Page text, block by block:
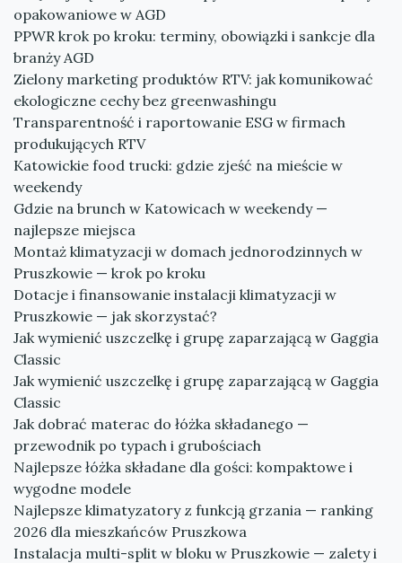
opakowaniowe w AGD
PPWR krok po kroku: terminy, obowiązki i sankcje dla
branży AGD
Zielony marketing produktów RTV: jak komunikować
ekologiczne cechy bez greenwashingu
Transparentność i raportowanie ESG w firmach
produkujących RTV
Katowickie food trucki: gdzie zjeść na mieście w
weekendy
Gdzie na brunch w Katowicach w weekendy —
najlepsze miejsca
Montaż klimatyzacji w domach jednorodzinnych w
Pruszkowie — krok po kroku
Dotacje i finansowanie instalacji klimatyzacji w
Pruszkowie — jak skorzystać?
Jak wymienić uszczelkę i grupę zaparzającą w Gaggia
Classic
Jak wymienić uszczelkę i grupę zaparzającą w Gaggia
Classic
Jak dobrać materac do łóżka składanego —
przewodnik po typach i grubościach
Najlepsze łóżka składane dla gości: kompaktowe i
wygodne modele
Najlepsze klimatyzatory z funkcją grzania — ranking
2026 dla mieszkańców Pruszkowa
Instalacja multi-split w bloku w Pruszkowie — zalety i